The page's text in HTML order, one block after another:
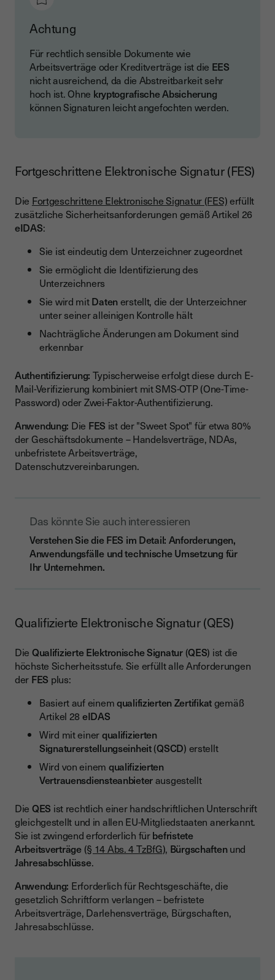
Achtung
Für rechtlich sensible Dokumente wie
Arbeitsverträge oder Kreditverträge ist die EES
nicht ausreichend, da die Abstreitbarkeit sehr
hoch ist. Ohne kryptografische Absicherung
können Signaturen leicht angefochten werden.
Fortgeschrittene Elektronische Signatur (FES)
Die Fortgeschrittene Elektronische Signatur (FES)erfüllt
zusätzliche Sicherheitsanforderungen gemäß Artikel 26
eIDAS:
Sie ist eindeutig dem Unterzeichner zugeordnet
Sie ermöglicht die Identifizierung des
Unterzeichners
Sie wird mitDatenerstellt, die der Unterzeichner
unter seiner alleinigen Kontrolle hält
Nachträgliche Änderungen am Dokument sind
erkennbar
Authentifizierung: Typischerweise erfolgt diese durch E-
Mail-Verifizierung kombiniert mit SMS-OTP (One-Time-
Password) oder Zwei-Faktor-Authentifizierung.
Anwendung: Die FES ist der "Sweet Spot" für etwa 80%
der Geschäftsdokumente – Handelsverträge, NDAs,
unbefristete Arbeitsverträge,
Datenschutzvereinbarungen.
Das könnte Sie auch interessieren
Verstehen Sie die FES im Detail: Anforderungen,
Anwendungsfälle und technische Umsetzung für
Ihr Unternehmen.
Qualifizierte Elektronische Signatur (QES)
Die Qualifizierte Elektronische Signatur(QES) ist die
höchste Sicherheitsstufe. Sie erfüllt alle Anforderungen
der FES plus:
Basiert auf einemqualifizierten Zertifikatgemäß
Artikel 28 eIDAS
Wird mit einerqualifizierten
Signaturerstellungseinheit(QSCD) erstellt
Wird von einem qualifizierten
Vertrauensdiensteanbieterausgestellt
Die QES ist rechtlich einer handschriftlichen Unterschrift
gleichgestellt und in allen EU-Mitgliedstaaten anerkannt.
Sie ist zwingend erforderlich fürbefristete
Arbeitsverträge(§ 14 Abs. 4 TzBfG), Bürgschaftenund
Jahresabschlüsse.
Anwendung: Erforderlich für Rechtsgeschäfte, die
gesetzlich Schriftform verlangen – befristete
Arbeitsverträge, Darlehensverträge, Bürgschaften,
Jahresabschlüsse.